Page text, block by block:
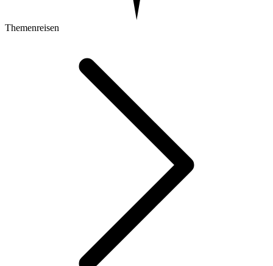
Themenreisen